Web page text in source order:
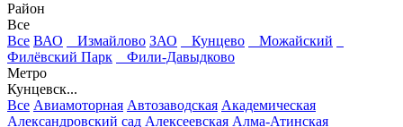
Район
Все
Все ВАО Измайлово ЗАО Кунцево
Можайский
Филёвский Парк
Фили-Давыдково
Метро
Кунцевск...
Все Авиамоторная Автозаводская Академическая
Александровский сад Алексеевская Алма-Атинская